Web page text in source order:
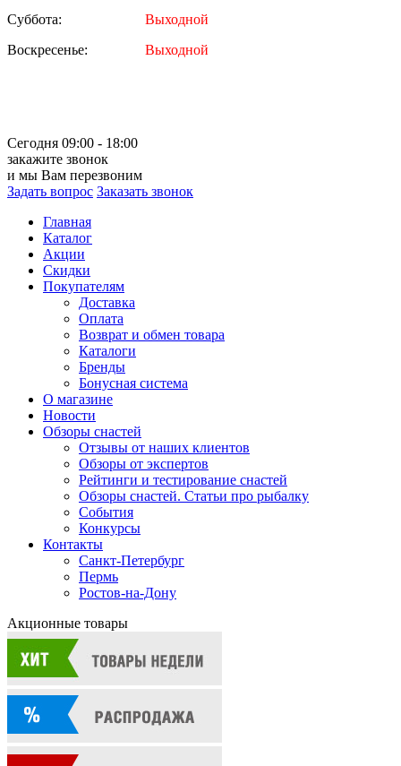
Суббота:
Выходной
Воскресенье:
Выходной
Сегодня 09:00 - 18:00
закажите звонок
и мы Вам перезвоним
Задать вопрос Заказать звонок
Главная
Каталог
Акции
Скидки
Покупателям
Доставка
Оплата
Возврат и обмен товара
Каталоги
Бренды
Бонусная система
О магазине
Новости
Обзоры снастей
Отзывы от наших клиентов
Обзоры от экспертов
Рейтинги и тестирование снастей
Обзоры снастей. Статьи про рыбалку
События
Конкурсы
Контакты
Санкт-Петербург
Пермь
Ростов-на-Дону
Акционные товары